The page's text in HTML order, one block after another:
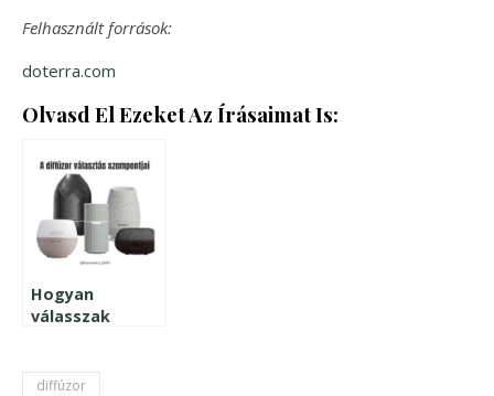
Felhasznált források:
doterra.com
Olvasd El Ezeket Az Írásaimat Is:
Hogyan
válasszak
diffúzor